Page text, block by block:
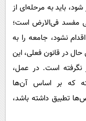
باید به مرحله‌ای از
مفسد فی‌الارض است؛
نشود، جامعه را به
در قانون فعلی، این
است. در عمل،
که بر اساس آن‌ها
تطبیق داشته باشد،